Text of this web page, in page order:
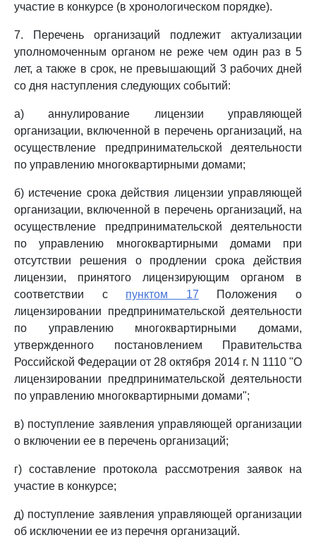
участие в конкурсе (в хронологическом порядке).
7. Перечень организаций подлежит актуализации
уполномоченным органом не реже чем один раз в 5
лет, а также в срок, не превышающий 3 рабочих дней
со дня наступления следующих событий:
а) аннулирование лицензии управляющей
организации, включенной в перечень организаций, на
осуществление предпринимательской деятельности
по управлению многоквартирными домами;
б) истечение срока действия лицензии управляющей
организации, включенной в перечень организаций, на
осуществление предпринимательской деятельности
по управлению многоквартирными домами при
отсутствии решения о продлении срока действия
лицензии, принятого лицензирующим органом в
соответствии с пунктом 17 Положения о
лицензировании предпринимательской деятельности
по управлению многоквартирными домами,
утвержденного постановлением Правительства
Российской Федерации от 28 октября 2014 г. N 1110 "О
лицензировании предпринимательской деятельности
по управлению многоквартирными домами";
в) поступление заявления управляющей организации
о включении ее в перечень организаций;
г) составление протокола рассмотрения заявок на
участие в конкурсе;
д) поступление заявления управляющей организации
об исключении ее из перечня организаций.